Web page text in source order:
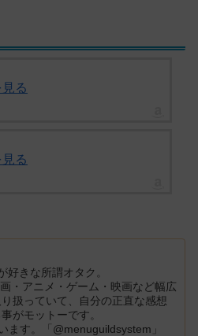
る
る
好きな所謂オタク。
・アニメ・ゲーム・映画など幅広
扱っていて、自分の正直な感想
がモットーです。
ます。「@menuguildsystem」